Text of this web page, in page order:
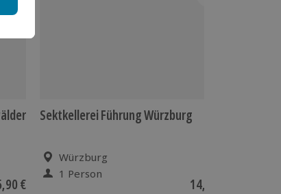
€
Sektkellerei Führung Würzburg
Würzburg
1 Person
14,90 €